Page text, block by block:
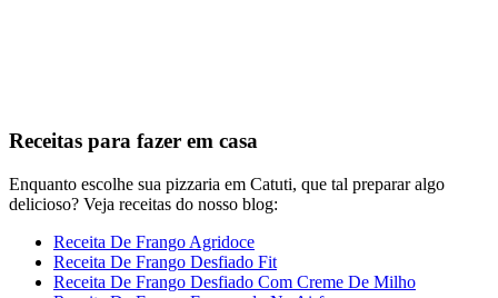
Receitas para fazer em casa
Enquanto escolhe sua pizzaria em Catuti, que tal preparar algo
delicioso? Veja receitas do nosso blog:
Receita De Frango Agridoce
Receita De Frango Desfiado Fit
Receita De Frango Desfiado Com Creme De Milho